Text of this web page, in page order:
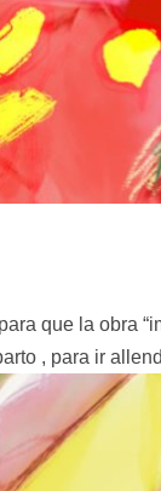
que la obra
, para ir